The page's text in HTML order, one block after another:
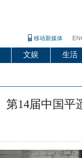
移动新媒体
文娱 生活
第14届中国平